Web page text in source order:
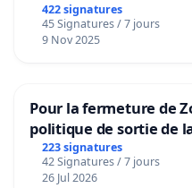
422 signatures
45 Signatures / 7 jours
9 Nov 2025
Pour la fermeture de
politique de sortie de
223 signatures
42 Signatures / 7 jours
26 Jul 2026